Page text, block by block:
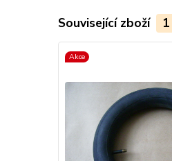
Související zboží 1
Akce